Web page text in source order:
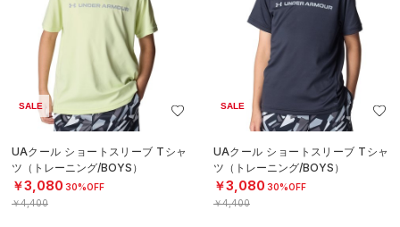
SALE
UAクール ショートスリーブ Tシャ
ツ（トレーニング/BOYS）
￥3,080 30%OFF
￥4,400
SALE
UAクール ショートスリーブ Tシャ
ツ（トレーニング/BOYS）
￥3,080 30%OFF
￥4,400